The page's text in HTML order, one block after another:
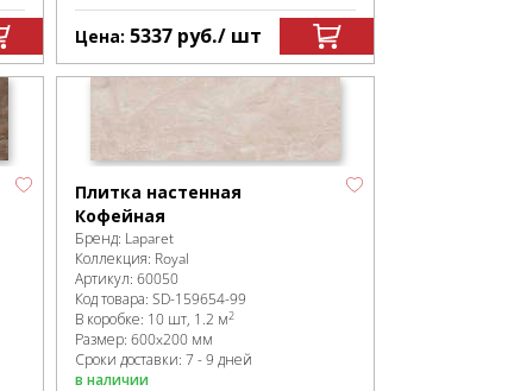
Цена: 5337 руб./ шт
Плитка настенная
Кофейная
Бренд: Laparet
Коллекция: Royal
Артикул: 60050
Код товара: SD-159654-99
В коробке: 10 шт, 1.2 м2
Размер: 600x200 мм
Сроки доставки: 7 - 9 дней
в наличии